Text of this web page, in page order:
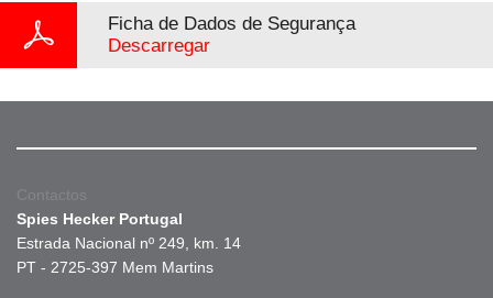
Ficha de Dados de Segurança
Descarregar
Contactos
Spies Hecker Portugal
Estrada Nacional nº 249, km. 14
PT - 2725-397 Mem Martins